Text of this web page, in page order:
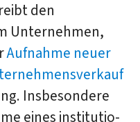
den
Unternehmen,
Aufnahme neuer
Ins­besondere
eines institutio­